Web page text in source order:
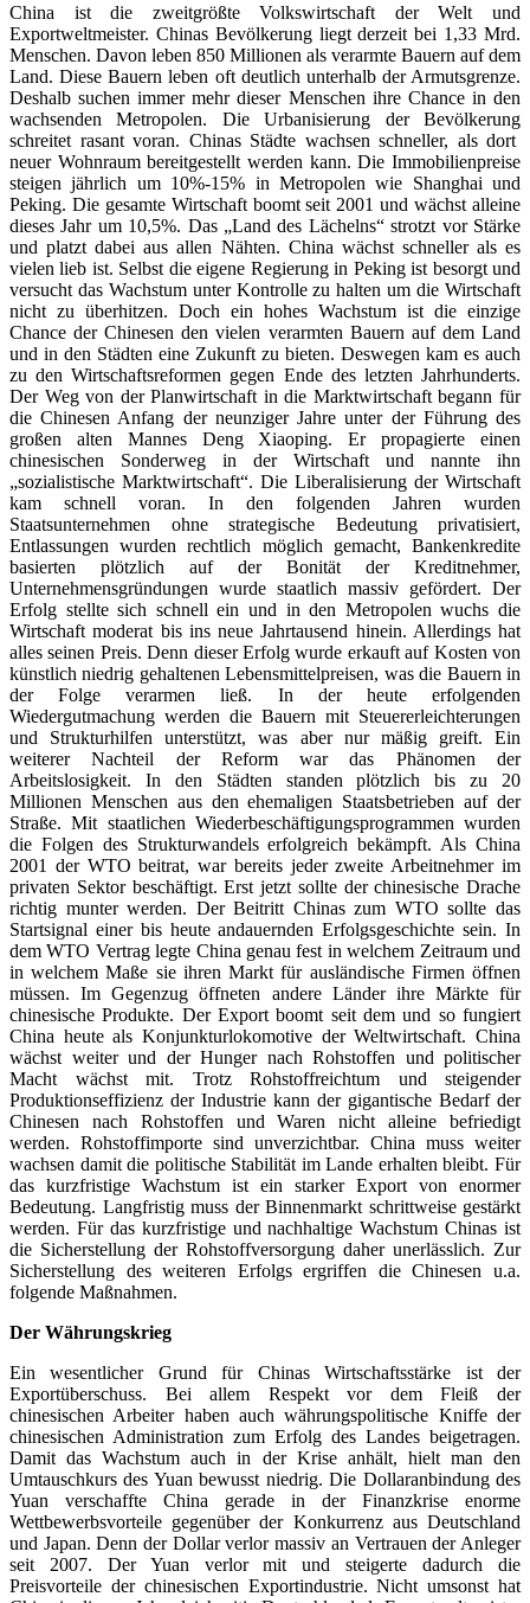
China ist die zweitgrößte Volkswirtschaft der Welt und
Exportweltmeister. Chinas Bevölkerung liegt derzeit bei 1,33 Mrd.
Menschen. Davon leben 850 Millionen als verarmte Bauern auf dem
Land. Diese Bauern leben oft deutlich unterhalb der Armutsgrenze.
Deshalb suchen immer mehr dieser Menschen ihre Chance in den
wachsenden Metropolen. Die Urbanisierung der Bevölkerung
schreitet rasant voran. Chinas Städte wachsen schneller, als dort
neuer Wohnraum bereitgestellt werden kann. Die Immobilienpreise
steigen jährlich um 10%-15% in Metropolen wie Shanghai und
Peking. Die gesamte Wirtschaft boomt seit 2001 und wächst alleine
dieses Jahr um 10,5%. Das „Land des Lächelns“ strotzt vor Stärke
und platzt dabei aus allen Nähten. China wächst schneller als es
vielen lieb ist. Selbst die eigene Regierung in Peking ist besorgt und
versucht das Wachstum unter Kontrolle zu halten um die Wirtschaft
nicht zu überhitzen. Doch ein hohes Wachstum ist die einzige
Chance der Chinesen den vielen verarmten Bauern auf dem Land
und in den Städten eine Zukunft zu bieten. Deswegen kam es auch
zu den Wirtschaftsreformen gegen Ende des letzten Jahrhunderts.
Der Weg von der Planwirtschaft in die Marktwirtschaft begann für
die Chinesen Anfang der neunziger Jahre unter der Führung des
großen alten Mannes Deng Xiaoping. Er propagierte einen
chinesischen Sonderweg in der Wirtschaft und nannte ihn
„sozialistische Marktwirtschaft“. Die Liberalisierung der Wirtschaft
kam schnell voran. In den folgenden Jahren wurden
Staatsunternehmen ohne strategische Bedeutung privatisiert,
Entlassungen wurden rechtlich möglich gemacht, Bankenkredite
basierten plötzlich auf der Bonität der Kreditnehmer,
Unternehmensgründungen wurde staatlich massiv gefördert. Der
Erfolg stellte sich schnell ein und in den Metropolen wuchs die
Wirtschaft moderat bis ins neue Jahrtausend hinein. Allerdings hat
alles seinen Preis. Denn dieser Erfolg wurde erkauft auf Kosten von
künstlich niedrig gehaltenen Lebensmittelpreisen, was die Bauern in
der Folge verarmen ließ. In der heute erfolgenden
Wiedergutmachung werden die Bauern mit Steuererleichterungen
und Strukturhilfen unterstützt, was aber nur mäßig greift. Ein
weiterer Nachteil der Reform war das Phänomen der
Arbeitslosigkeit. In den Städten standen plötzlich bis zu 20
Millionen Menschen aus den ehemaligen Staatsbetrieben auf der
Straße. Mit staatlichen Wiederbeschäftigungsprogrammen wurden
die Folgen des Strukturwandels erfolgreich bekämpft. Als China
2001 der WTO beitrat, war bereits jeder zweite Arbeitnehmer im
privaten Sektor beschäftigt. Erst jetzt sollte der chinesische Drache
richtig munter werden. Der Beitritt Chinas zum WTO sollte das
Startsignal einer bis heute andauernden Erfolgsgeschichte sein. In
dem WTO Vertrag legte China genau fest in welchem Zeitraum und
in welchem Maße sie ihren Markt für ausländische Firmen öffnen
müssen. Im Gegenzug öffneten andere Länder ihre Märkte für
chinesische Produkte. Der Export boomt seit dem und so fungiert
China heute als Konjunkturlokomotive der Weltwirtschaft. China
wächst weiter und der Hunger nach Rohstoffen und politischer
Macht wächst mit. Trotz Rohstoffreichtum und steigender
Produktionseffizienz der Industrie kann der gigantische Bedarf der
Chinesen nach Rohstoffen und Waren nicht alleine befriedigt
werden. Rohstoffimporte sind unverzichtbar. China muss weiter
wachsen damit die politische Stabilität im Lande erhalten bleibt. Für
das kurzfristige Wachstum ist ein starker Export von enormer
Bedeutung. Langfristig muss der Binnenmarkt schrittweise gestärkt
werden. Für das kurzfristige und nachhaltige Wachstum Chinas ist
die Sicherstellung der Rohstoffversorgung daher unerlässlich. Zur
Sicherstellung des weiteren Erfolgs ergriffen die Chinesen u.a.
folgende Maßnahmen.
Der Währungskrieg
Ein wesentlicher Grund für Chinas Wirtschaftsstärke ist der
Exportüberschuss. Bei allem Respekt vor dem Fleiß der
chinesischen Arbeiter haben auch währungspolitische Kniffe der
chinesischen Administration zum Erfolg des Landes beigetragen.
Damit das Wachstum auch in der Krise anhält, hielt man den
Umtauschkurs des Yuan bewusst niedrig. Die Dollaranbindung des
Yuan verschaffte China gerade in der Finanzkrise enorme
Wettbewerbsvorteile gegenüber der Konkurrenz aus Deutschland
und Japan. Denn der Dollar verlor massiv an Vertrauen der Anleger
seit 2007. Der Yuan verlor mit und steigerte dadurch die
Preisvorteile der chinesischen Exportindustrie. Nicht umsonst hat